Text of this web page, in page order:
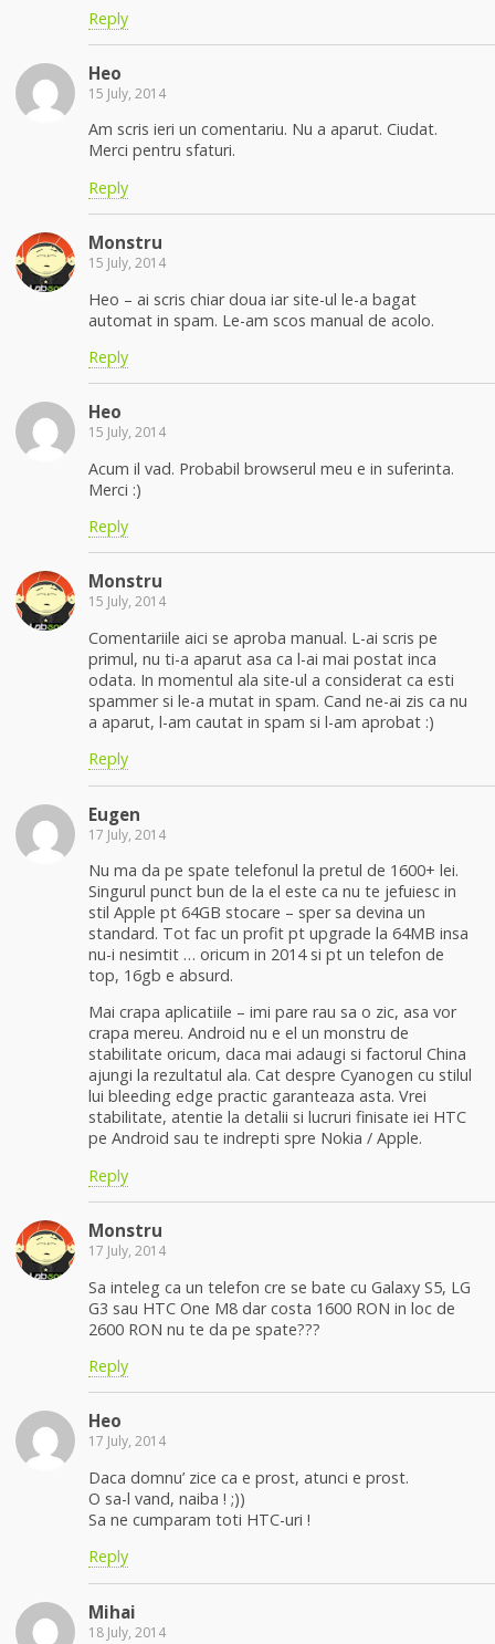
Reply
Heo
15 July, 2014
Am scris ieri un comentariu. Nu a aparut. Ciudat.
Merci pentru sfaturi.
Reply
Monstru
15 July, 2014
Heo – ai scris chiar doua iar site-ul le-a bagat
automat in spam. Le-am scos manual de acolo.
Reply
Heo
15 July, 2014
Acum il vad. Probabil browserul meu e in suferinta.
Merci :)
Reply
Monstru
15 July, 2014
Comentariile aici se aproba manual. L-ai scris pe
primul, nu ti-a aparut asa ca l-ai mai postat inca
odata. In momentul ala site-ul a considerat ca esti
spammer si le-a mutat in spam. Cand ne-ai zis ca nu
a aparut, l-am cautat in spam si l-am aprobat :)
Reply
Eugen
17 July, 2014
Nu ma da pe spate telefonul la pretul de 1600+ lei.
Singurul punct bun de la el este ca nu te jefuiesc in
stil Apple pt 64GB stocare – sper sa devina un
standard. Tot fac un profit pt upgrade la 64MB insa
nu-i nesimtit … oricum in 2014 si pt un telefon de
top, 16gb e absurd.
Mai crapa aplicatiile – imi pare rau sa o zic, asa vor
crapa mereu. Android nu e el un monstru de
stabilitate oricum, daca mai adaugi si factorul China
ajungi la rezultatul ala. Cat despre Cyanogen cu stilul
lui bleeding edge practic garanteaza asta. Vrei
stabilitate, atentie la detalii si lucruri finisate iei HTC
pe Android sau te indrepti spre Nokia / Apple.
Reply
Monstru
17 July, 2014
Sa inteleg ca un telefon cre se bate cu Galaxy S5, LG
G3 sau HTC One M8 dar costa 1600 RON in loc de
2600 RON nu te da pe spate???
Reply
Heo
17 July, 2014
Daca domnu’ zice ca e prost, atunci e prost.
O sa-l vand, naiba ! ;))
Sa ne cumparam toti HTC-uri !
Reply
Mihai
18 July, 2014